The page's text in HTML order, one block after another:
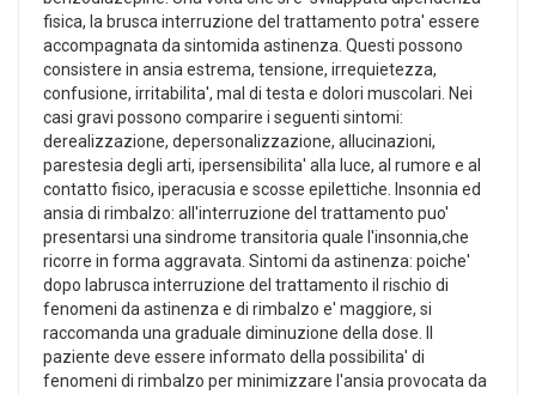
fisica, la brusca interruzione del trattamento potra' essere
accompagnata da sintomida astinenza. Questi possono
consistere in ansia estrema, tensione, irrequietezza,
confusione, irritabilita', mal di testa e dolori muscolari. Nei
casi gravi possono comparire i seguenti sintomi:
derealizzazione, depersonalizzazione, allucinazioni,
parestesia degli arti, ipersensibilita' alla luce, al rumore e al
contatto fisico, iperacusia e scosse epilettiche. Insonnia ed
ansia di rimbalzo: all'interruzione del trattamento puo'
presentarsi una sindrome transitoria quale l'insonnia,che
ricorre in forma aggravata. Sintomi da astinenza: poiche'
dopo labrusca interruzione del trattamento il rischio di
fenomeni da astinenza e di rimbalzo e' maggiore, si
raccomanda una graduale diminuzione della dose. Il
paziente deve essere informato della possibilita' di
fenomeni di rimbalzo per minimizzare l'ansia provocata da